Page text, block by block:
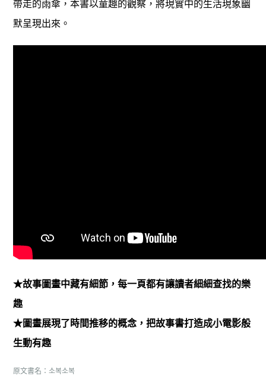
帶走的雨傘，本書以童趣的觀察，將現實中的生活現象幽
默呈現出來。
★故事圖畫中藏有細節，每一頁都有讓讀者細細查找的樂
趣
★圖畫展現了時間推移的概念，把故事書打造成小電影般
生動有趣
原文書名：소복소복